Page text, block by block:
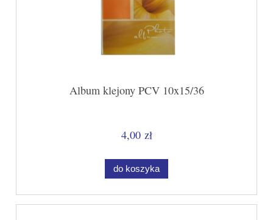
Album klejony PCV 10x15/36
4,00 zł
do koszyka